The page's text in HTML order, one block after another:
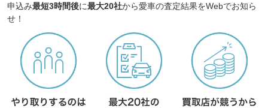
申込み最短3時間後に最大20社から愛車の査定結果をWebでお知ら
せ！